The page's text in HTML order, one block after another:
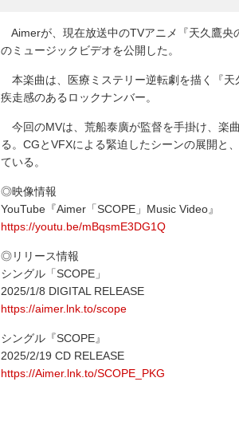
Aimerが、現在放送中のTVアニメ『天久鷹央
のミュージックビデオを公開した。
本楽曲は、医療ミステリー逆転劇を描く『
疾走感のあるロックナンバー。
今回のMVは、荒船泰廣が監督を手掛け、楽
る。CGとVFXによる緊迫したシーンの展開と
ている。
◎映像情報
YouTube『Aimer「SCOPE」Music Video』
https://youtu.be/mBqsmE3DG1Q
◎リリース情報
シングル「SCOPE」
2025/1/8 DIGITAL RELEASE
https://aimer.lnk.to/scope
シングル『SCOPE』
2025/2/19 CD RELEASE
https://Aimer.lnk.to/SCOPE_PKG